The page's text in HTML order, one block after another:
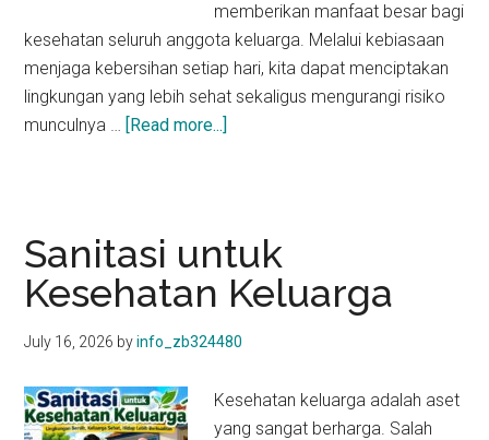
memberikan manfaat besar bagi
kesehatan seluruh anggota keluarga. Melalui kebiasaan
menjaga kebersihan setiap hari, kita dapat menciptakan
lingkungan yang lebih sehat sekaligus mengurangi risiko
munculnya … [Read more...]
Penyakit
Sanitasi untuk
Kesehatan Keluarga
July 16, 2026 byinfo_zb324480
Kesehatan keluarga adalah aset
yang sangat berharga. Salah